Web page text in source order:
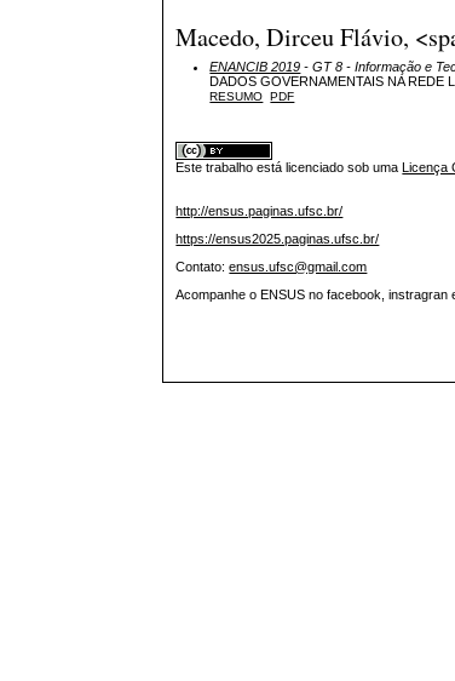
Macedo, Dirceu Flávio,
ENANCIB 2019 - GT 8 - Informação e
DADOS GOVERNAMENTAIS NA REDE
RESUMO PDF
Este trabalho está licenciado sob uma
http://ensus.paginas.ufsc.br/
https://ensus2025.paginas.ufsc.br/
Contato:ensus.ufsc@gmail.com
Acompanhe o ENSUS no facebook, instragran